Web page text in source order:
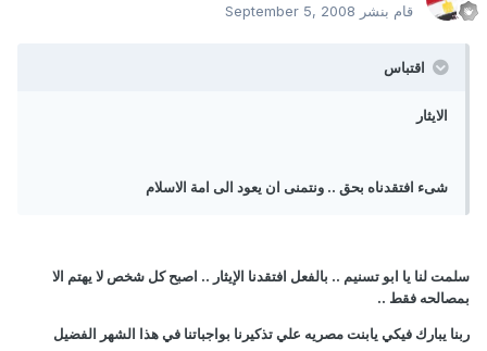
قام بنشر September 5, 2008
اقتباس
الايثار
شىء افتقدناه بحق .. ونتمنى ان يعود الى امة الاسلام
سلمت لنا يا ابو تسنيم .. بالفعل افتقدنا الإيثار .. اصبح كل شخص لا يهتم الا
بمصالحه فقط ..
ربنا يبارك فيكي يابنت مصريه علي تذكيرنا بواجباتنا في هذا الشهر الفضيل